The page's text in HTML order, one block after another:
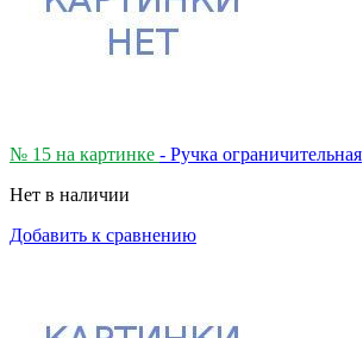
№ 15 на картинке - Ручка ограничительная
Нет в наличии
Добавить к сравнению